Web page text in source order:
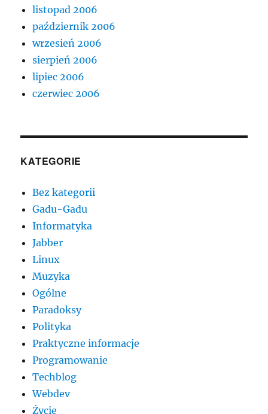
listopad 2006
październik 2006
wrzesień 2006
sierpień 2006
lipiec 2006
czerwiec 2006
KATEGORIE
Bez kategorii
Gadu-Gadu
Informatyka
Jabber
Linux
Muzyka
Ogólne
Paradoksy
Polityka
Praktyczne informacje
Programowanie
Techblog
Webdev
Życie